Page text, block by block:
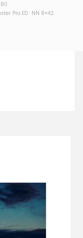
Pro ED · NN 8×42